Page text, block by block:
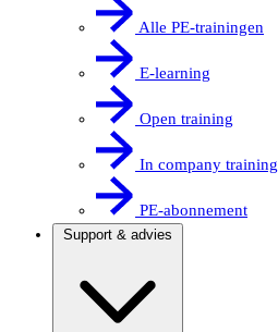
Alle PE-trainingen
E-learning
Open training
In company training
PE-abonnement
Support & advies